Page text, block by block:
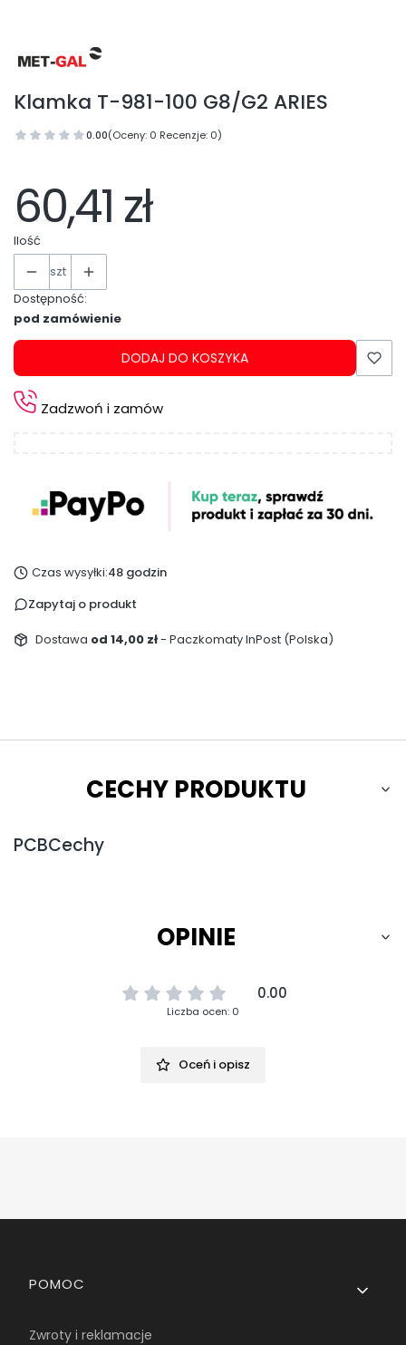
Klamka T-981-100 G8/G2 ARIES
0.00(Oceny: 0 Recenzje: 0)
60,41 zł
Ilość
szt
Dostępność:
pod zamówienie
DODAJ DO KOSZYKA
Zadzwoń i zamów
Czas wysyłki:48 godzin
Zapytaj o produkt
Dostawa od 14,00 zł- Paczkomaty InPost (Polska)
CECHY PRODUKTU
PCBCechy
OPINIE
0.00
Liczba ocen: 0
Oceń i opisz
Linki w stopce
POMOC
Zwroty i reklamacje